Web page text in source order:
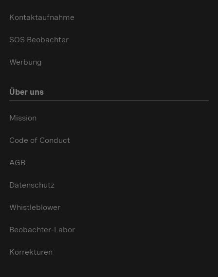
Kontaktaufnahme
SOS Beobachter
Werbung
Über uns
Mission
Code of Conduct
AGB
Datenschutz
Whistleblower
Beobachter-Labor
Korrekturen